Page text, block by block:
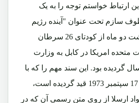
ارتباط خواستم توجه را به یک
سازم تحت عنوان "آینده رژیم
داؤد" که پس از گذشت دو ماه از کودتای 26 سرطان
متحده امریکا در کابل به وزارت
گردیده بود. این سند مهم را که با
شماره 6755، مورخ 17 سپتمبر 1973 قید گردیده است،
ارسلا از روی متن رسمی آن که در